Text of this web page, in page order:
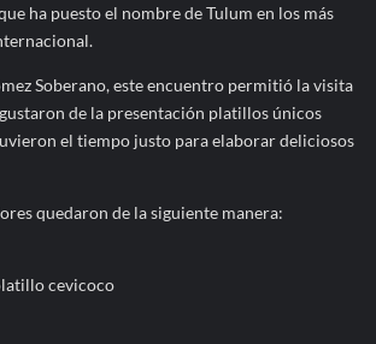
ha puesto el nombre de Tulum en los más
Soberano, este encuentro permitió la visita
de la presentación platillos únicos
el tiempo justo para elaborar deliciosos
quedaron de la siguiente manera:
cevicoco